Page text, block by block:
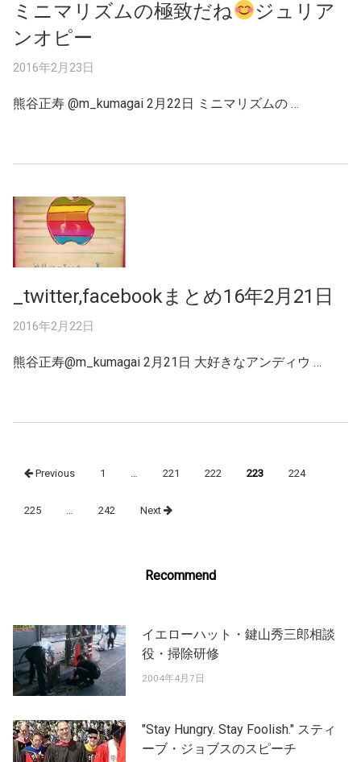
ミニマリズムの極致だね
ジュリア
ンオピー
2016年2月23日
熊谷正寿 ‏@m_kumagai 2月22日 ミニマリズムの …
_twitter,facebookまとめ16年2月21日
2016年2月22日
熊谷正寿@m_kumagai 2月21日 大好きなアンディウ …
navigation
Previous 1 221 222 223 224
225 242 Next
Recommend
イエローハット・鍵山秀三郎相談
役・掃除研修
2004年4月7日
"Stay Hungry. Stay Foolish." スティ
ーブ・ジョブスのスピーチ